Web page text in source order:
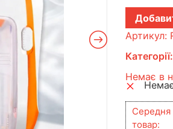
Артикул:
Немає в
Середня
товар: